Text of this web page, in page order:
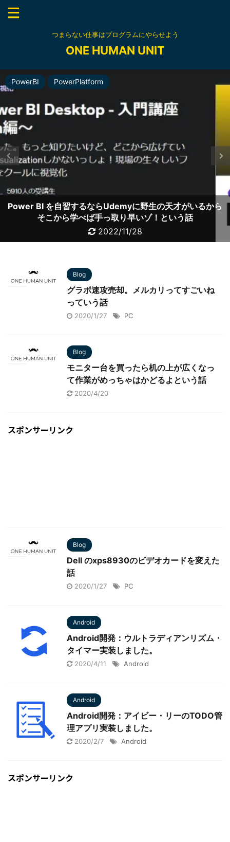
つまらない仕事はプログラムにやらせよう
ONE HUMAN UNIT
API DataManagement
Udemy APIコースの学習記録
2023/10/10
PowerApps PowerAutomate
Power Apps ,Power Automateを自習するならやっぱり
Udemyに野生の天才がいるから手っ取り早いゾ！という話
2022/12/7
PowerBI PowerPlatform
Power BI を自習するならUdemyに野生の天才がいるから
そこから学べば手っ取り早いゾ！という話
2022/11/28
RPA 内部統制
Power Automate DeskTopがもたらすリスクについて考
えてみた
2021/3/10
資格
元RPA開発者が無料でMicrosoft Certified: Power
Platform Fundamentals PL-900認定資格にチャレンジし
た話
2022/11/18
資格
【デジタルバッジの使い方】Microsoft AZ-900を
Acclaimに連携しデジタルバッジをlinkedInに登録してみよ
う
2021/2/8
資格
非インフラ情シスが無料でAZ-900 Microsoft Azure
Fundamentalsに挑み合格した話
2022/11/28
上流工程
BABOKで超上流工程の要求定義プロセスを成功させたい
2022/11/28
資格
Excel VBAエキスパート スタンダードに合格するために勉
強する
2021/2/26
資格
非インフラ情シスが無料でAZ-900 Microsoft Azure
Fundamentalsに挑み合格できるか
2022/11/28
Blog
グラボ速攻売却。メルカリってすごいね
っていう話
2020/1/27 PC
Blog
モニター台を買ったら机の上が広くなっ
て作業がめっちゃはかどるよという話
2020/4/20
スポンサーリンク
Blog
Dell のxps8930のビデオカードを変えた
話
2020/1/27 PC
Android
Android開発：ウルトラディアンリズム・
タイマー実装しました。
2020/4/11 Android
Android
Android開発：アイビー・リーのTODO管
理アプリ実装しました。
2020/2/7 Android
スポンサーリンク